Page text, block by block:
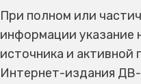
При полном или
информации указание
источника и активной
Интернет-издания